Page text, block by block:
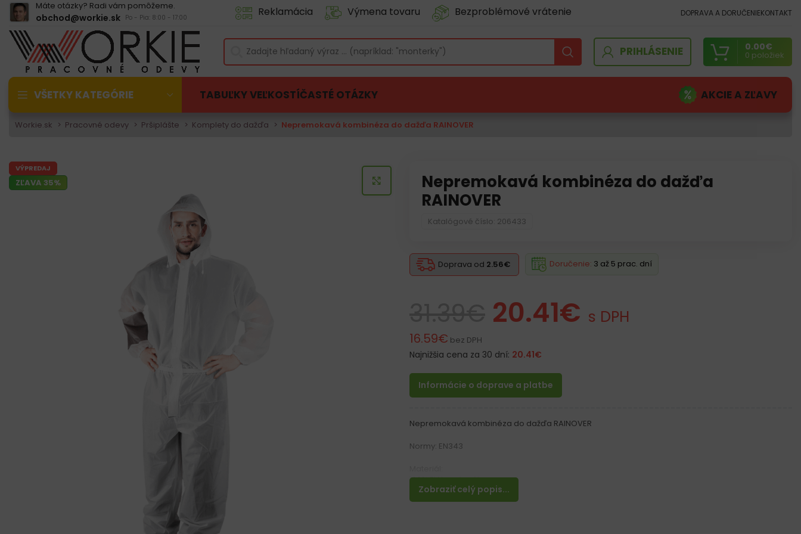
Máte otázky? Radi vám pomôžeme.
obchod@workie.sk Po - Pia: 8:00 - 17:00 Reklamácia Výmena tovaru Bezproblémové vrátenie DOPRAVA A DORUČENIEKONTAKT
PRIHLÁSENIE 0 položiek
0.00€
VŠETKY KATEGÓRIE TABUĽKY VEĽKOSTÍČASTÉ OTÁZKY AKCIE A ZĽAVY
Workie.sk Pracovné odevy Pršiplášte Komplety do dažďa Nepremokavá kombinéza do dažďa RAINOVER
VÝPREDAJ
ZĽAVA 35% KLIKNITE PRE ZVÄČŠENIE
Nepremokavá kombinéza do dažďa
RAINOVER
Katalógové číslo: 206433
Doprava od 2.56€ Doručenie: 3 až 5 prac. dní
20.41€ s DPH
16.59€ bez DPH
Najnižšia cena za 30 dní: 20.41€
Informácie o doprave a platbe
Zobraziť celý popis...
Nepremokavá kombinéza do dažďa RAINOVER
Normy: EN343
100% EVA materiál
Vlastnosti: